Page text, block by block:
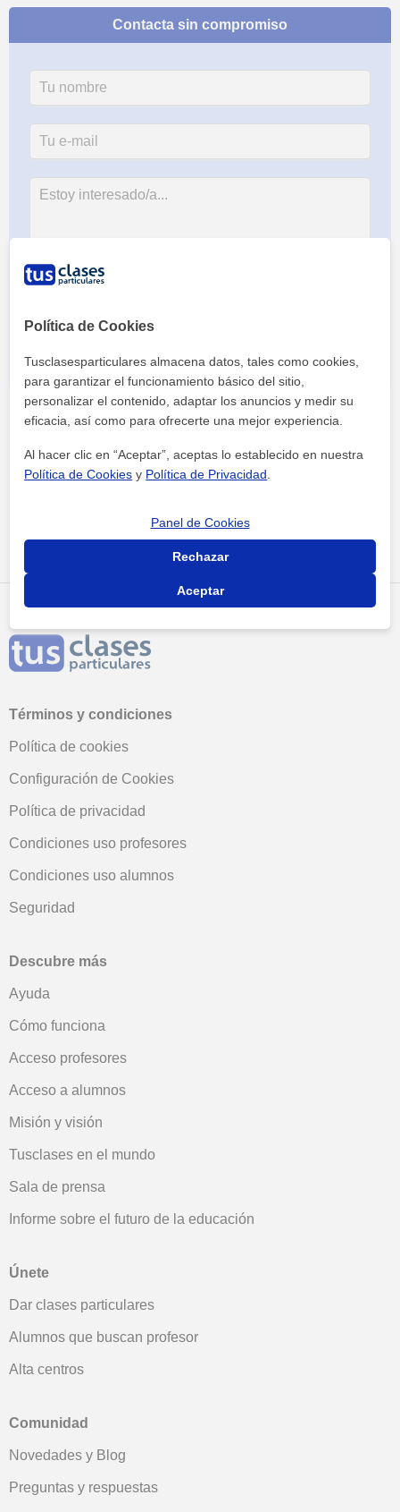
Contacta sin compromiso
Términos y condiciones
Política de cookies
Configuración de Cookies
Política de privacidad
Condiciones uso profesores
Condiciones uso alumnos
Seguridad
Descubre más
Ayuda
Cómo funciona
Acceso profesores
Acceso a alumnos
Misión y visión
Tusclases en el mundo
Sala de prensa
Informe sobre el futuro de la educación
Únete
Dar clases particulares
Alumnos que buscan profesor
Alta centros
Comunidad
Novedades y Blog
Preguntas y respuestas
Política de Cookies
Tusclasesparticulares almacena datos, tales como cookies,
para garantizar el funcionamiento básico del sitio,
personalizar el contenido, adaptar los anuncios y medir su
eficacia, así como para ofrecerte una mejor experiencia.
Al hacer clic en “Aceptar”, aceptas lo establecido en nuestra
Política de Cookies y Política de Privacidad
Panel de Cookies
Rechazar
Aceptar